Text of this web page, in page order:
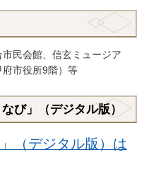
民会館、信玄ミュージア
府市役所9階）等
び」（デジタル版）
（デジタル版）は